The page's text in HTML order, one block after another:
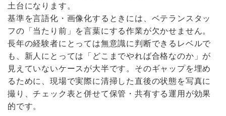
土台になります。
基準を言語化・画像化するときには、ベテランスタッ
フの「当たり前」を言葉にする作業が欠かせません。
長年の経験者にとっては無意識に判断できるレベルで
も、新人にとっては「どこまでやれば合格なのか」が
見えていないケースが大半です。そのギャップを埋め
るために、現場で実際に清掃した直後の状態を写真に
撮り、チェック表と併せて保管・共有する運用が効果
的です。